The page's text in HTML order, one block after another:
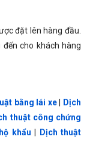
đặt lên hàng đầu.
cho khách hàng
bằng lái xe|
Dịch
thuật công chứng
khẩu
Dịch thuật